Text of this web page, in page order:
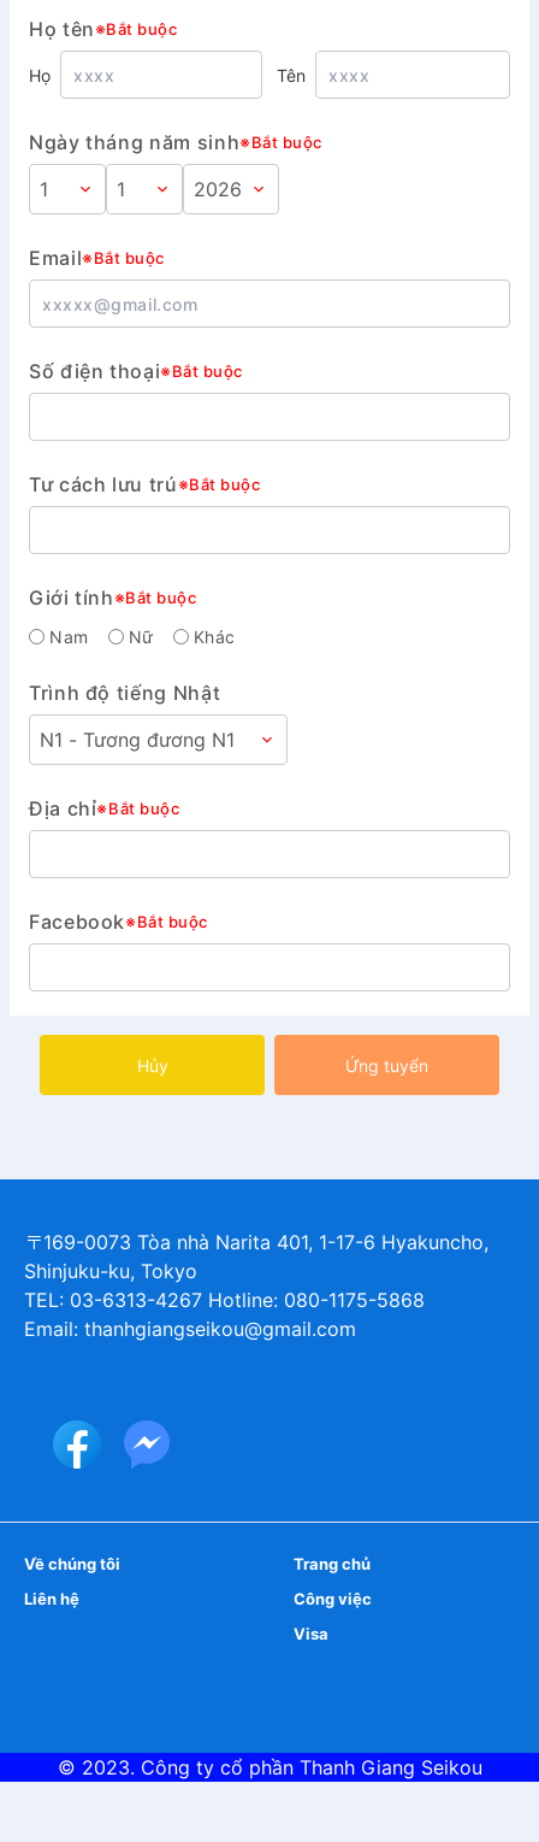
Họ tên※Bắt buộc
Họ Tên
Ngày tháng năm sinh※Bắt buộc
Email※Bắt buộc
Số điện thoại※Bắt buộc
Tư cách lưu trú※Bắt buộc
Giới tính※Bắt buộc
Nam Nữ Khác
Trình độ tiếng Nhật
Địa chỉ※Bắt buộc
Facebook※Bắt buộc
Hủy Ứng tuyển
〒169-0073 Tòa nhà Narita 401, 1-17-6 Hyakuncho,
Shinjuku-ku, Tokyo
TEL: 03-6313-4267 Hotline: 080-1175-5868
Email: thanhgiangseikou@gmail.com
Về chúng tôi
Liên hệ
Trang chủ
Công việc
Visa
© 2023. Công ty cổ phần Thanh Giang Seikou